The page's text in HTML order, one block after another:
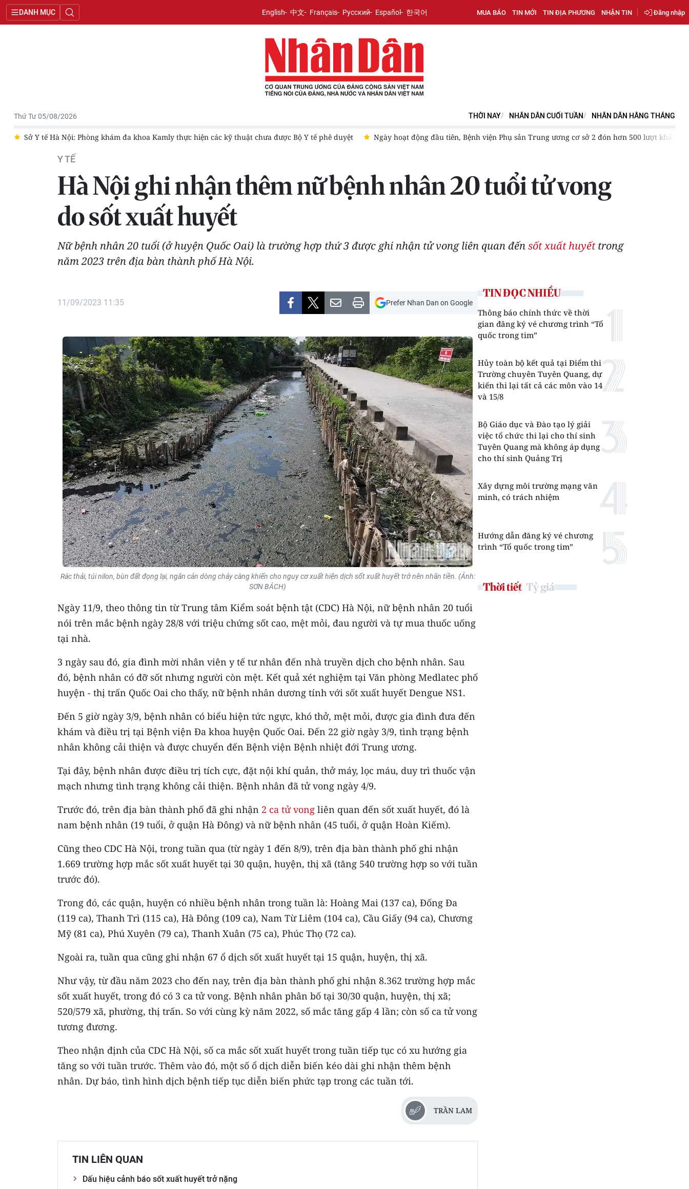
DANH MỤC English 中文 Français Русский Español 한국어 MUA BÁO TIN MỚI TIN ĐỊA PHƯƠNG NHẬN TIN Đăng nhập
Thứ Tư 05/08/2026 THỜI NAY NHÂN DÂN CUỐI TUẦN NHÂN DÂN HẰNG THÁNG
hiện các kỹ thuật chưa được Bộ Y tế phê duyệt Ngày hoạt động đầu tiên, Bệnh viện Phụ sản Trung ương cơ sở 2 đón hơn 500 lượt khám "Nền kinh tế bạc" có thể trở thành động lực
Y TẾ
Hà Nội ghi nhận thêm nữ bệnh nhân 20 tuổi tử vong
do sốt xuất huyết
Nữ bệnh nhân 20 tuổi (ở huyện Quốc Oai) là trường hợp thứ 3 được ghi nhận tử vong liên quan đếnsốt xuất huyếttrong
năm 2023 trên địa bàn thành phố Hà Nội.
11/09/2023 11:35 Prefer Nhan Dan on Google
Rác thải, túi nilon, bùn đất đọng lại, ngăn cản dòng chảy càng khiến cho nguy cơ xuất hiện dịch sốt xuất huyết trở nên nhãn tiền. (Ảnh:
SƠN BÁCH)
Ngày 11/9, theo thông tin từ Trung tâm Kiểm soát bệnh tật (CDC) Hà Nội, nữ bệnh nhân 20 tuổi
nói trên mắc bệnh ngày 28/8 với triệu chứng sốt cao, mệt mỏi, đau người và tự mua thuốc uống
tại nhà.
3 ngày sau đó, gia đình mời nhân viên y tế tư nhân đến nhà truyền dịch cho bệnh nhân. Sau
đó, bệnh nhân có đỡ sốt nhưng người còn mệt. Kết quả xét nghiệm tại Văn phòng Medlatec phố
huyện - thị trấn Quốc Oai cho thấy, nữ bệnh nhân dương tính với sốt xuất huyết Dengue NS1.
Đến 5 giờ ngày 3/9, bệnh nhân có biểu hiện tức ngực, khó thở, mệt mỏi, được gia đình đưa đến
khám và điều trị tại Bệnh viện Đa khoa huyện Quốc Oai. Đến 22 giờ ngày 3/9, tình trạng bệnh
nhân không cải thiện và được chuyển đến Bệnh viện Bệnh nhiệt đới Trung ương.
Tại đây, bệnh nhân được điều trị tích cực, đặt nội khí quản, thở máy, lọc máu, duy trì thuốc vận
mạch nhưng tình trạng không cải thiện. Bệnh nhân đã tử vong ngày 4/9.
Trước đó, trên địa bàn thành phố đã ghi nhận 2 ca tử vong liên quan đến sốt xuất huyết, đó là
nam bệnh nhân (19 tuổi, ở quận Hà Đông) và nữ bệnh nhân (45 tuổi, ở quận Hoàn Kiếm).
Cũng theo CDC Hà Nội, trong tuần qua (từ ngày 1 đến 8/9), trên địa bàn thành phố ghi nhận
1.669 trường hợp mắc sốt xuất huyết tại 30 quận, huyện, thị xã (tăng 540 trường hợp so với tuần
trước đó).
Trong đó, các quận, huyện có nhiều bệnh nhân trong tuần là: Hoàng Mai (137 ca), Đống Đa
(119 ca), Thanh Trì (115 ca), Hà Đông (109 ca), Nam Từ Liêm (104 ca), Cầu Giấy (94 ca), Chương
Mỹ (81 ca), Phú Xuyên (79 ca), Thanh Xuân (75 ca), Phúc Thọ (72 ca).
Ngoài ra, tuần qua cũng ghi nhận 67 ổ dịch sốt xuất huyết tại 15 quận, huyện, thị xã.
Như vậy, từ đầu năm 2023 cho đến nay, trên địa bàn thành phố ghi nhận 8.362 trường hợp mắc
sốt xuất huyết, trong đó có 3 ca tử vong. Bệnh nhân phân bố tại 30/30 quận, huyện, thị xã;
520/579 xã, phường, thị trấn. So với cùng kỳ năm 2022, số mắc tăng gấp 4 lần; còn số ca tử vong
tương đương.
Theo nhận định của CDC Hà Nội, số ca mắc sốt xuất huyết trong tuần tiếp tục có xu hướng gia
tăng so với tuần trước. Thêm vào đó, một số ổ dịch diễn biến kéo dài ghi nhận thêm bệnh
nhân. Dự báo, tình hình dịch bệnh tiếp tục diễn biến phức tạp trong các tuần tới.
TRẦN LAM
TIN LIÊN QUAN
Dấu hiệu cảnh báo sốt xuất huyết trở nặng
TIN ĐỌC NHIỀU
Thông báo chính thức về thời
gian đăng ký vé chương trình “Tổ
quốc trong tim”
Hủy toàn bộ kết quả tại Điểm thi
Trường chuyên Tuyên Quang, dự
kiến thi lại tất cả các môn vào 14
và 15/8
Bộ Giáo dục và Đào tạo lý giải
việc tổ chức thi lại cho thí sinh
Tuyên Quang mà không áp dụng
cho thí sinh Quảng Trị
Xây dựng môi trường mạng văn
minh, có trách nhiệm
Hướng dẫn đăng ký vé chương
trình “Tổ quốc trong tim”
Thời tiết Tỷ giá